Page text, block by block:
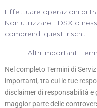
Effettuare operazioni di
Non utilizzare EDSX o
comprendi questi rischi.
Altri Importanti
Nel completo Termini di
importanti, tra cui le tue
disclaimer di responsabilità e
maggior parte delle